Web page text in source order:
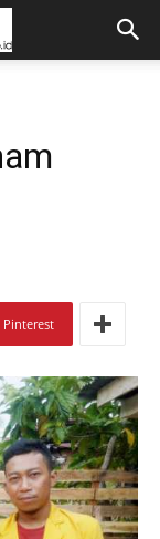
Pinterest